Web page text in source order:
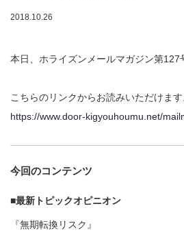
2018.10.26
本日、ホライズンメールマガジン第127
こちらのリンクからお読みいただけます
https://www.door-kigyouhoumu.net/
今回のコンテンツ
■最新トピックオピニオン
『無期転換リスク』